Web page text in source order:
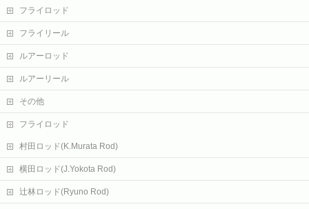
フライロッド
フライリール
ルアーロッド
ルアーリール
その他
フライロッド
村田ロッド(K.Murata Rod)
横田ロッド(J.Yokota Rod)
辻林ロッド(Ryuno Rod)